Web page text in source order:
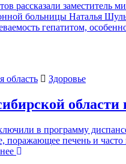
рассказали заместитель
больницы Наталья
гепатитом,
область Здоровье
в программу
поражающее печень и